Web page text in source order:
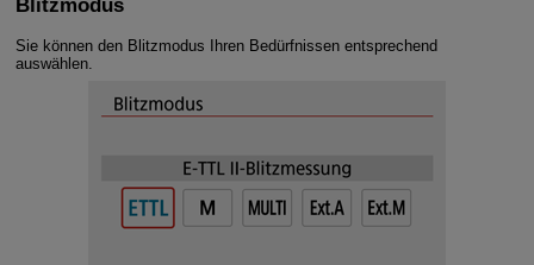
Blitzmodus
Sie können den Blitzmodus Ihren Bedürfnissen entsprechend
auswählen.